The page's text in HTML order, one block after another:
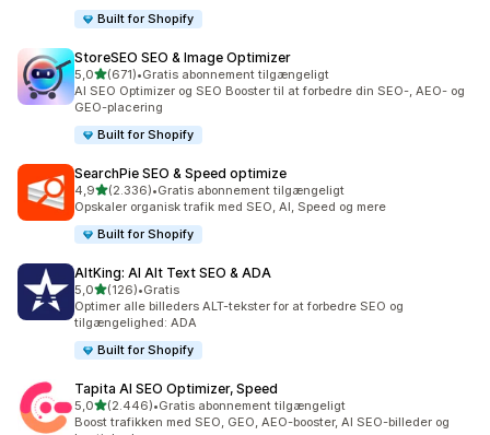
Built for Shopify
StoreSEO SEO & Image Optimizer
5,0ud af 5 stjerner
(671)
671 anmeldelser i alt
•Gratis abonnement tilgængeligt
AI SEO Optimizer og SEO Booster til at forbedre din SEO-, AEO- og
GEO-placering
Built for Shopify
SearchPie SEO & Speed optimize
4,9ud af 5 stjerner
(2.336)
2336 anmeldelser i alt
•Gratis abonnement tilgængeligt
Opskaler organisk trafik med SEO, AI, Speed og mere
Built for Shopify
AltKing: AI Alt Text SEO & ADA
5,0ud af 5 stjerner
(126)
126 anmeldelser i alt
•Gratis
Optimer alle billeders ALT-tekster for at forbedre SEO og
tilgængelighed: ADA
Built for Shopify
Tapita AI SEO Optimizer, Speed
5,0ud af 5 stjerner
(2.446)
2446 anmeldelser i alt
•Gratis abonnement tilgængeligt
Boost trafikken med SEO, GEO, AEO-booster, AI SEO-billeder og